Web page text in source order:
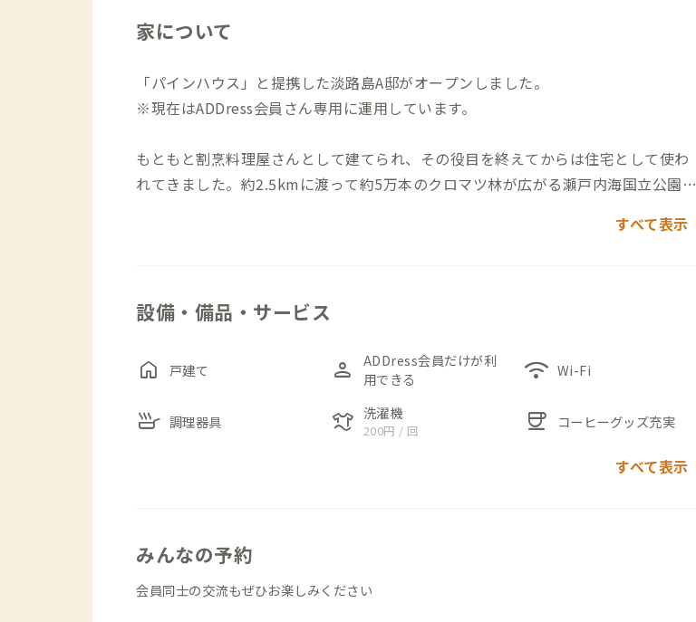
家について
「パインハウス」と提携した淡路島A邸がオープンしました。
※現在はADDress会員さん専用に運用しています。
もともと割烹料理屋さんとして建てられ、その役目を終えてからは住宅として使わ
れてきました。約2.5kmに渡って約5万本のクロマツ林が広がる瀬戸内海国立公園、
散歩を楽しむことができます。さらに北側の窓からは美しい松林を眺めることも。
浴施設まで車5分。淡路島を一周する自転車コース「アワイチ」のルート上にも位置
しています。自然に囲まれながらも利便性の高いロケーションです。
すべて表示
設備・備品・サービス
home 戸建て person
ADDress会員だけが利
用できる
wifi Wi-Fi
skillet 調理器具 laundry 洗濯機
200円 / 回 coffee コーヒーグッズ充実
すべて表示
みんなの予約
会員同士の交流もぜひお楽しみください